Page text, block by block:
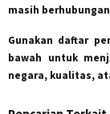
masih
Gunakan daftar
bawah untuk
negara, kualitas,